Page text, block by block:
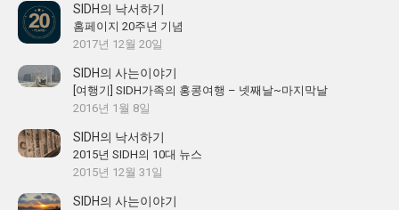
SIDH의 낙서하기
홈페이지 20주년 기념
2017년 12월 20일
SIDH의 사는이야기
[여행기] SIDH가족의 홍콩여행 – 넷째날~마지막날
2016년 1월 8일
SIDH의 낙서하기
2015년 SIDH의 10대 뉴스
2015년 12월 31일
SIDH의 사는이야기